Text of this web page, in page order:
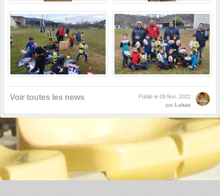
Voir toutes les news Publié le 09 févr. 2022
par Lukas